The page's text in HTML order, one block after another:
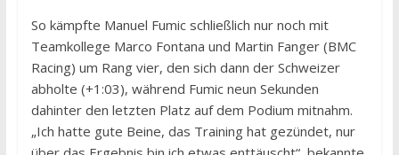
So kämpfte Manuel Fumic schließlich nur noch mit
Teamkollege Marco Fontana und Martin Fanger (BMC
Racing) um Rang vier, den sich dann der Schweizer
abholte (+1:03), während Fumic neun Sekunden
dahinter den letzten Platz auf dem Podium mitnahm.
„Ich hatte gute Beine, das Training hat gezündet, nur